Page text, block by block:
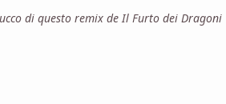
di questo remix de Il Furto dei Dragoni